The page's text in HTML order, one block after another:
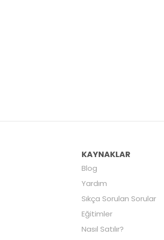
KAYNAKLAR
Blog
Yardım
Sıkça Sorulan Sorular
Eğitimler
Nasıl Satılır?